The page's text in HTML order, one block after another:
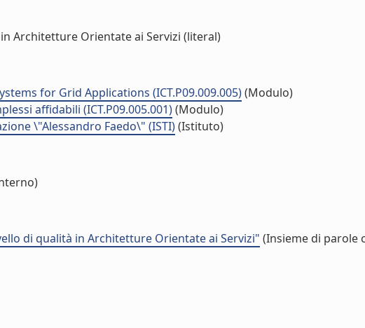
Architetture Orientate ai Servizi (literal)
for Grid Applications (ICT.P09.009.005)(Modulo)
affidabili (ICT.P09.005.001)(Modulo)
\"Alessandro Faedo\" (ISTI)(Istituto)
di qualità in Architetture Orientate ai Servizi" (Insieme di parole